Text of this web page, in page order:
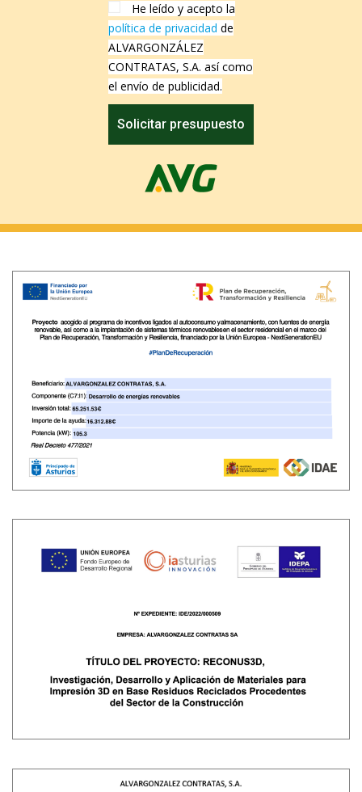
He leído y acepto la
política de privacidad de
ALVARGONZÁLEZ
CONTRATAS, S.A. así como
el envío de publicidad.